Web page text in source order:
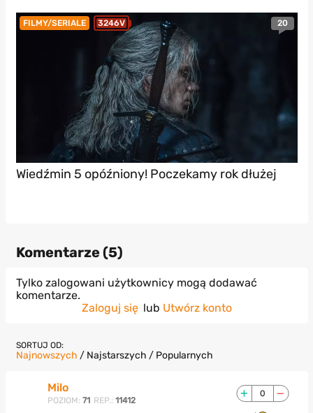
FILMY/SERIALE 3246V 20
Wiedźmin 5 opóźniony! Poczekamy rok dłużej
Komentarze (5)
Tylko zalogowani użytkownicy mogą dodawać
komentarze.
Zaloguj się lub Utwórz konto
SORTUJ OD:
Najnowszych / Najstarszych / Popularnych
Milo
POZIOM: 71 REP.: 11412
0